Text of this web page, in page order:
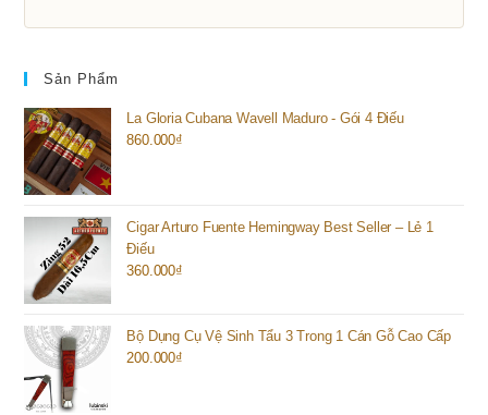
Sản Phẩm
La Gloria Cubana Wavell Maduro - Gói 4 Điếu
860.000₫
Cigar Arturo Fuente Hemingway Best Seller – Lẻ 1
Điếu
360.000₫
Bộ Dụng Cụ Vệ Sinh Tẩu 3 Trong 1 Cán Gỗ Cao Cấp
200.000₫